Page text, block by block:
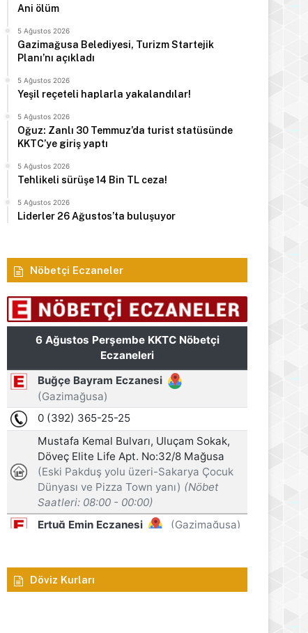
Ani ölüm
5 Ağustos 2026
Gazimağusa Belediyesi, Turizm Startejik
Planı’nı açıkladı
5 Ağustos 2026
Yeşil reçeteli haplarla yakalandılar!
5 Ağustos 2026
Oğuz: Zanlı 30 Temmuz’da turist statüsünde
KKTC’ye giriş yaptı
5 Ağustos 2026
Tehlikeli sürüşe 14 Bin TL ceza!
5 Ağustos 2026
Liderler 26 Ağustos’ta buluşuyor
Nöbetçi Eczaneler
Döviz Kurları